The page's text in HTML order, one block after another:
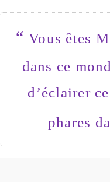
“ Vous êtes
dans ce
d’éclairer
phares